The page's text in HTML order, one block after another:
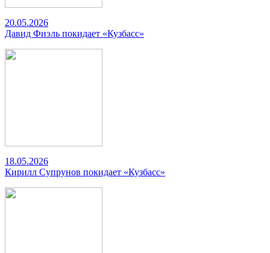
20.05.2026
Давид Фиэль покидает «Кузбасс»
18.05.2026
Кирилл Супрунов покидает «Кузбасс»